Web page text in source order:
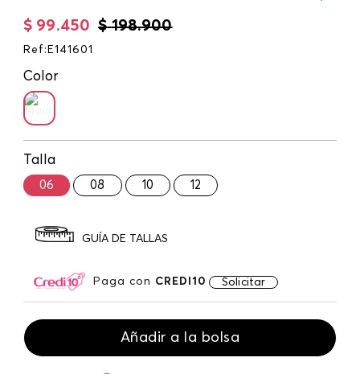
$ 198.900
$ 99.450
Ref : E141601
Color
Talla
06 08 10 12
GUÍA DE TALLAS
Paga con CREDI10 Solicitar
Añadir a la bolsa